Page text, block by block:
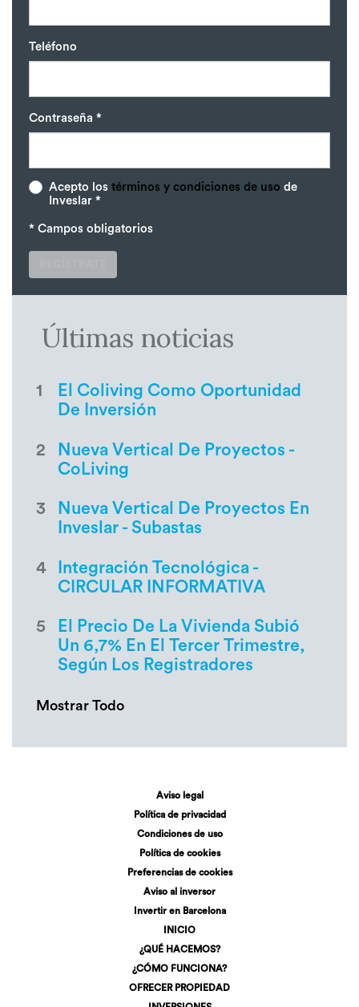
Teléfono
Contraseña *
Acepto los términos y condiciones de uso de
Inveslar *
* Campos obligatorios
Últimas noticias
1
El Coliving Como Oportunidad
De Inversión
2
Nueva Vertical De Proyectos -
CoLiving
3
Nueva Vertical De Proyectos En
Inveslar - Subastas
4
Integración Tecnológica -
CIRCULAR INFORMATIVA
5
El Precio De La Vivienda Subió
Un 6,7% En El Tercer Trimestre,
Según Los Registradores
Mostrar Todo
Aviso legal
Política de privacidad
Condiciones de uso
Política de cookies
Preferencias de cookies
Aviso al inversor
Invertir en Barcelona
INICIO
¿QUÉ HACEMOS?
¿CÓMO FUNCIONA?
OFRECER PROPIEDAD